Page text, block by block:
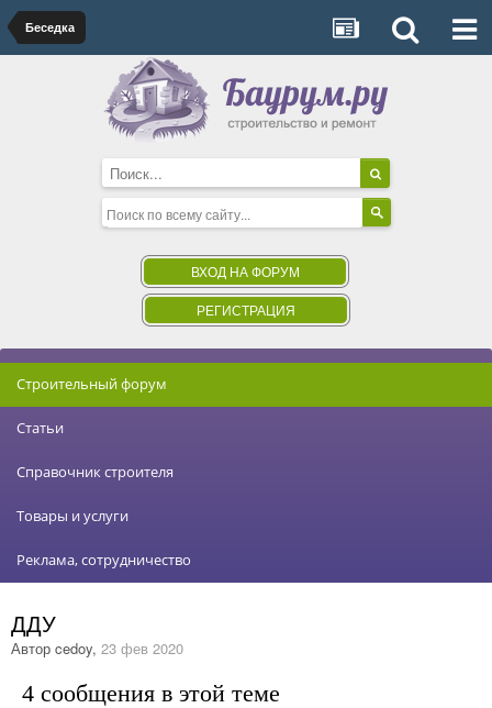
Беседка
ВХОД НА ФОРУМ
РЕГИСТРАЦИЯ
Строительный форум
Статьи
Справочник строителя
Товары и услуги
Реклама, сотрудничество
ДДУ
Автор cedoy, 23 фев 2020
4 сообщения в этой теме